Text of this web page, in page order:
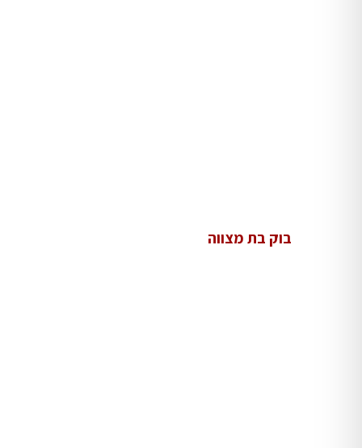
בוק בת מצווה